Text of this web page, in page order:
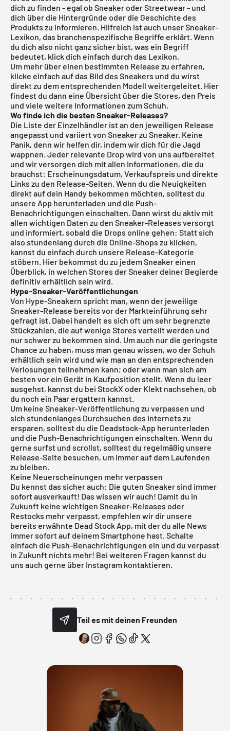
dich zu finden - egal ob Sneaker oder Streetwear - und
dich über die Hintergründe oder die Geschichte des
Produkts zu informieren. Hilfreich ist auch unser Sneaker-
Lexikon, das branchenspezifische Begriffe erklärt. Wenn
du dich also nicht ganz sicher bist, was ein Begriff
bedeutet, klick dich einfach durch das Lexikon.
Um mehr über einen bestimmten Release zu erfahren,
klicke einfach auf das Bild des Sneakers und du wirst
direkt zu dem entsprechenden Modell weitergeleitet. Hier
findest du dann eine Übersicht über die Stores, den Preis
und viele weitere Informationen zum Schuh.
Wo finde ich die besten Sneaker-Releases?
Die Liste der Einzelhändler ist an den jeweiligen Release
angepasst und variiert von Sneaker zu Sneaker. Keine
Panik, denn wir helfen dir, indem wir dich für die Jagd
wappnen. Jeder relevante Drop wird von uns aufbereitet
und wir versorgen dich mit allen Informationen, die du
brauchst: Erscheinungsdatum, Verkaufspreis und direkte
Links zu den Release-Seiten. Wenn du die Neuigkeiten
direkt auf dein Handy bekommen möchten, solltest du
unsere App herunterladen und die Push-
Benachrichtigungen einschalten. Dann wirst du aktiv mit
allen wichtigen Daten zu den Sneaker-Releases versorgt
und informiert, sobald die Drops online gehen: Statt sich
also stundenlang durch die Online-Shops zu klicken,
kannst du einfach durch unsere Release-Kategorie
stöbern. Hier bekommst du zu jedem Sneaker einen
Überblick, in welchen Stores der Sneaker deiner Begierde
definitiv erhältlich sein wird.
Hype-Sneaker-Veröffentlichungen
Von Hype-Sneakern spricht man, wenn der jeweilige
Sneaker-Release bereits vor der Markteinführung sehr
gefragt ist. Dabei handelt es sich oft um sehr begrenzte
Stückzahlen, die auf wenige Stores verteilt werden und
nur schwer zu bekommen sind. Um auch nur die geringste
Chance zu haben, muss man genau wissen, wo der Schuh
erhältlich sein wird und wie man an den entsprechenden
Verlosungen teilnehmen kann; oder wann man sich am
besten vor ein Gerät in Kaufposition stellt. Wenn du leer
ausgehst, kannst du bei StockX oder Klekt nachsehen, ob
du noch ein Paar ergattern kannst.
Um keine Sneaker-Veröffentlichung zu verpassen und
sich stundenlanges Durchsuchen des Internets zu
ersparen, solltest du die Deadstock-App herunterladen
und die Push-Benachrichtigungen einschalten. Wenn du
gerne surfst und scrollst, solltest du regelmäßig unsere
Release-Seite besuchen, um immer auf dem Laufenden
zu bleiben.
Keine Neuerscheinungen mehr verpassen
Du kennst das sicher auch: Die guten Sneaker sind immer
sofort ausverkauft! Das wissen wir auch! Damit du in
Zukunft keine wichtigen Sneaker-Releases oder
Restocks mehr verpasst, empfehlen wir dir unsere
bereits erwähnte Dead Stock App, mit der du alle News
immer sofort auf deinem Smartphone hast. Schalte
einfach die Push-Benachrichtigungen ein und du verpasst
in Zukunft nichts mehr! Bei weiteren Fragen kannst du
uns auch gerne über Instagram kontaktieren.
Teil es mit deinen Freunden